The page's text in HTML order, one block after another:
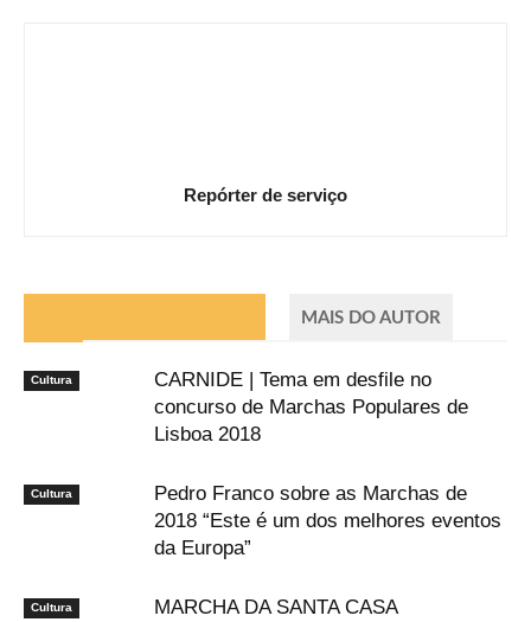
Repórter de serviço
MAIS DO AUTOR
Cultura
CARNIDE | Tema em desfile no
concurso de Marchas Populares de
Lisboa 2018
Cultura
Pedro Franco sobre as Marchas de
2018 “Este é um dos melhores eventos
da Europa”
Cultura
MARCHA DA SANTA CASA